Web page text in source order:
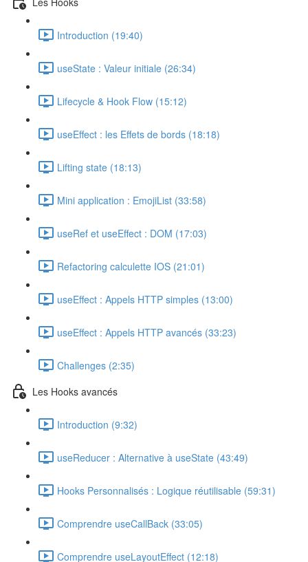
Introduction (19:40)
useState : Valeur initiale (26:34)
Lifecycle & Hook Flow (15:12)
useEffect : les Effets de bords (18:18)
Lifting state (18:13)
Mini application : EmojiList (33:58)
useRef et useEffect : DOM (17:03)
Refactoring calculette IOS (21:01)
useEffect : Appels HTTP simples (13:00)
useEffect : Appels HTTP avancés (33:23)
Challenges (2:35)
Les Hooks avancés
Introduction (9:32)
useReducer : Alternative à useState (43:49)
Hooks Personnalisés : Logique réutilisable (59:31)
Comprendre useCallBack (33:05)
Comprendre useLayoutEffect (12:18)